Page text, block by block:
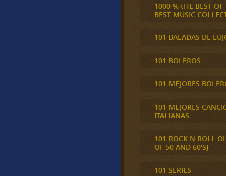
1000 % tHE BEST OF
BEST MUSIC
101 BALADAS DE
101 BOLEROS
101 MEJORES
101 MEJORES
ITALIANAS
101 ROCK N ROLL
OF 50 AND 60'S}
101 SERIES